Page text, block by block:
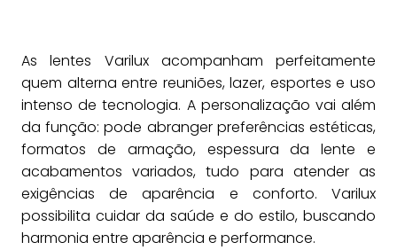
As lentes Varilux acompanham perfeitamente
quem alterna entre reuniões, lazer, esportes e uso
intenso de tecnologia. A personalização vai além
da função: pode abranger preferências estéticas,
formatos de armação, espessura da lente e
acabamentos variados, tudo para atender as
exigências de aparência e conforto. Varilux
possibilita cuidar da saúde e do estilo, buscando
harmonia entre aparência e performance.